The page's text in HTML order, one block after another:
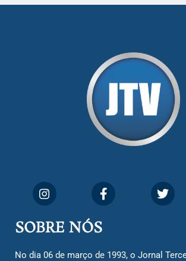
SOBRE NÓS
No dia 06 de março de 1993, o Jornal